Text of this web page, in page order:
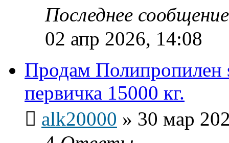
Последнее
02 апр 2026, 14:08
Продам Полипропилен
первичка 15000 кг.
alk20000 » 30 мар